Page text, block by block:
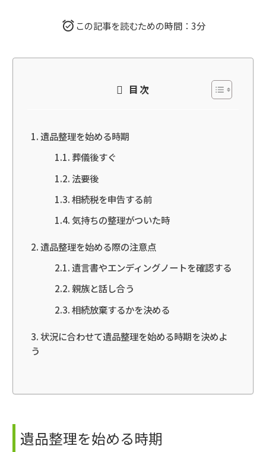
この記事を読むための時間：3分
目次
遺品整理を始める時期
葬儀後すぐ
法要後
相続税を申告する前
気持ちの整理がついた時
遺品整理を始める際の注意点
遺言書やエンディングノートを確認する
親族と話し合う
相続放棄するかを決める
状況に合わせて遺品整理を始める時期を決めよ
う
遺品整理を始める時期